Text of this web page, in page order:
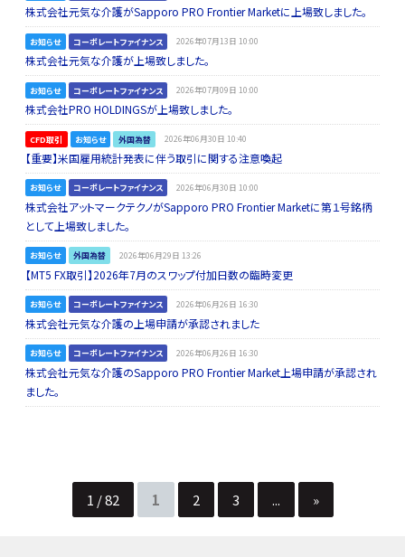
株式会社元気な介護がSapporo PRO Frontier Marketに上場致しました。
お知らせ コーポレートファイナンス 2026年07月13日 10:00
株式会社元気な介護が上場致しました。
お知らせ コーポレートファイナンス 2026年07月09日 10:00
株式会社PRO HOLDINGSが上場致しました。
CFD取引 お知らせ 外国為替 2026年06月30日 10:40
【重要】米国雇用統計発表に伴う取引に関する注意喚起
お知らせ コーポレートファイナンス 2026年06月30日 10:00
株式会社アットマークテクノがSapporo PRO Frontier Marketに第１号銘柄
として上場致しました。
お知らせ 外国為替 2026年06月29日 13:26
【MT5 FX取引】2026年7月のスワップ付加日数の臨時変更
お知らせ コーポレートファイナンス 2026年06月26日 16:30
株式会社元気な介護の上場申請が承認されました
お知らせ コーポレートファイナンス 2026年06月26日 16:30
株式会社元気な介護のSapporo PRO Frontier Market上場申請が承認され
ました。
1 / 82 1 2 3 ... »